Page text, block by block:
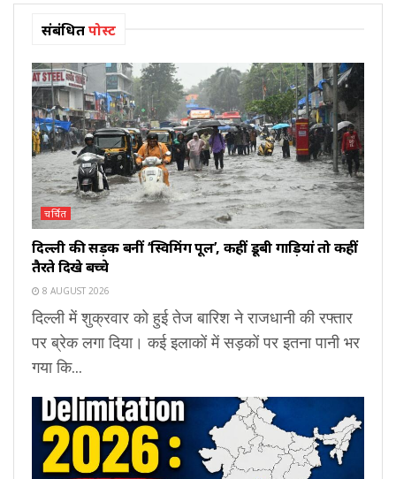
संबंधितपोस्ट
चर्चित
दिल्ली की सड़कें बनीं ‘स्विमिंग पूल’, कहीं डूबी गाड़ियां तो कहीं
तैरते दिखे बच्चे
8 AUGUST 2026
दिल्ली में शुक्रवार को हुई तेज बारिश ने राजधानी की रफ्तार
पर ब्रेक लगा दिया। कई इलाकों में सड़कों पर इतना पानी भर
गया कि...